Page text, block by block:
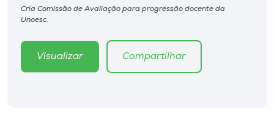
Biblioteca
Editora
Cria Comissão de Avaliação para progressão docente da
Unoesc.
Visualizar Compartilhar